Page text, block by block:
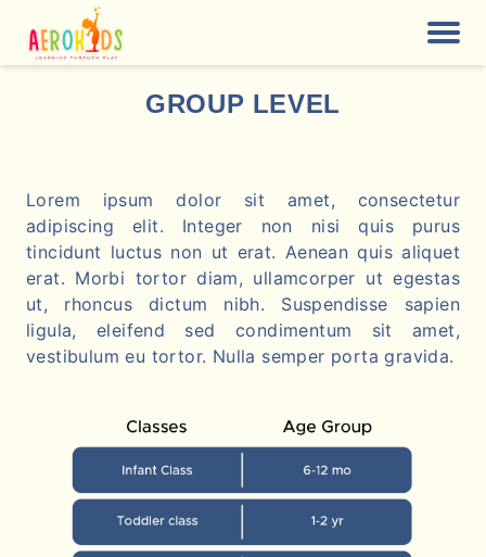
GROUP LEVEL
Lorem ipsum dolor sit amet, consectetur
adipiscing elit. Integer non nisi quis purus
tincidunt luctus non ut erat. Aenean quis aliquet
erat. Morbi tortor diam, ullamcorper ut egestas
ut, rhoncus dictum nibh. Suspendisse sapien
ligula, eleifend sed condimentum sit amet,
vestibulum eu tortor. Nulla semper porta gravida.